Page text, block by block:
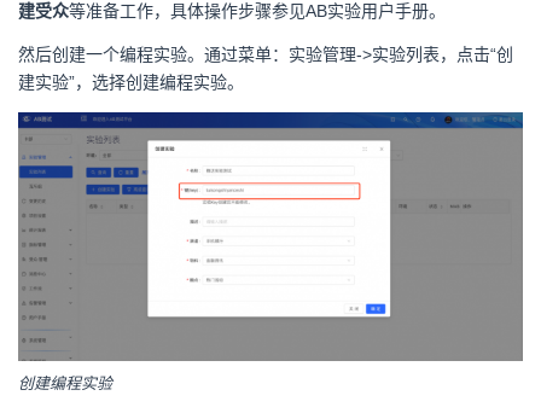
建受众等准备工作，具体操作步骤参见AB实验用户手册。
然后创建一个编程实验。通过菜单：实验管理->实验列表，点击“创
建实验”，选择创建编程实验。
创建编程实验